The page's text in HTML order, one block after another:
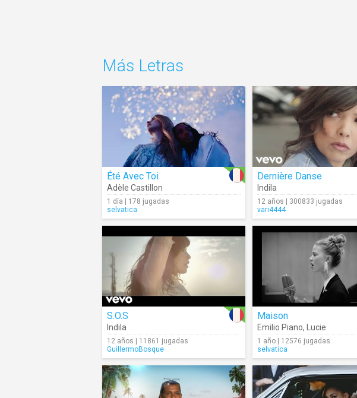
Más Letras
Été Avec Toi
Adèle Castillon
1 día | 178 jugadas
selvatica
Dernière Danse
Indila
12 años | 300833 jugadas
vari4444
S.O.S
Indila
12 años | 11861 jugadas
GuillermoBosque
Maison
Emilio Piano, Lucie
1 año | 12576 jugadas
selvatica